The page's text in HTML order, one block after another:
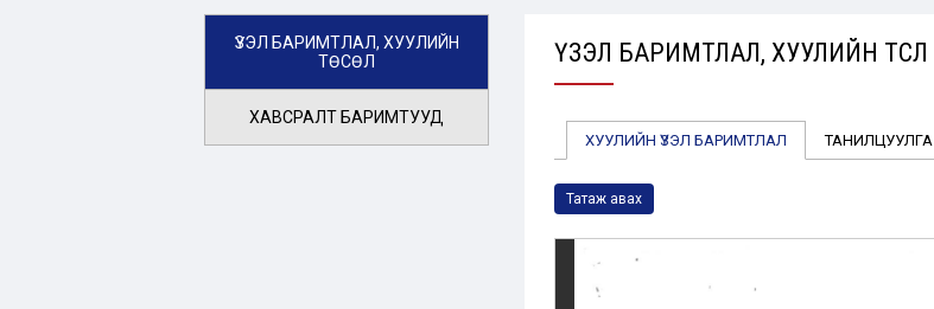
ҮЗЭЛ БАРИМТЛАЛ, ХУУЛИЙН
ТӨСӨЛ
ХАВСРАЛТ БАРИМТУУД
ҮЗЭЛ БАРИМТЛАЛ, ХУУЛИЙН ТӨСӨЛ
ХУУЛИЙН ҮЗЭЛ БАРИМТЛАЛ ТАНИЛЦУУЛГА
Татаж авах